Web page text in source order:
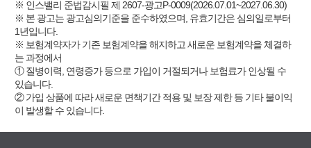
※ 인스밸리 준법감시필 제 2607-광고P-0009(2026.07.01~2027.06.30)
※ 본 광고는 광고심의기준을 준수하였으며, 유효기간은 심의일로부터
1년입니다.
※ 보험계약자가 기존 보험계약을 해지하고 새로운 보험계약을 체결하
는 과정에서
① 질병이력, 연령증가 등으로 가입이 거절되거나 보험료가 인상될 수
있습니다.
② 가입 상품에 따라 새로운 면책기간 적용 및 보장 제한 등 기타 불이익
이 발생할 수 있습니다.